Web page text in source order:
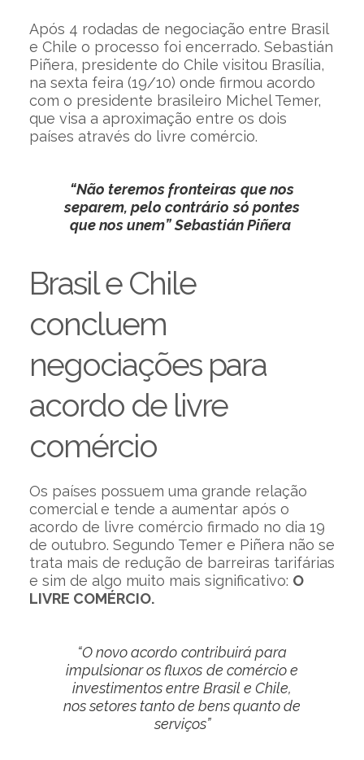
Após 4 rodadas de negociação entre Brasil
e Chile o processo foi encerrado. Sebastián
Piñera, presidente do Chile visitou Brasília,
na sexta feira (19/10) onde firmou acordo
com o presidente brasileiro Michel Temer,
que visa a aproximação entre os dois
países através do livre comércio.
“Não teremos fronteiras que nos
separem, pelo contrário só pontes
que nos unem” Sebastián Piñera
Brasil e Chile
concluem
negociações para
acordo de livre
comércio
Os países possuem uma grande relação
comercial e tende a aumentar após o
acordo de livre comércio firmado no dia 19
de outubro. Segundo Temer e Piñera não se
trata mais de redução de barreiras tarifárias
e sim de algo muito mais significativo: O
LIVRE COMÉRCIO.
“O novo acordo contribuirá para
impulsionar os fluxos de comércio e
investimentos entre Brasil e Chile,
nos setores tanto de bens quanto de
serviços”